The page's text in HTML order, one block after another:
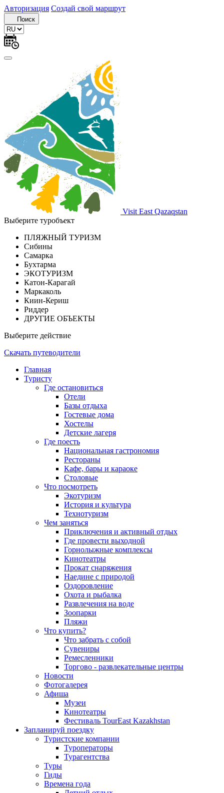
Авторизация Создай свой маршрут
Поиск
Visit East Qazaqstan
Выберите туробъект
ПЛЯЖНЫЙ ТУРИЗМ
Сибины
Самарка
Бухтарма
ЭКОТУРИЗМ
Катон-Карагай
Маркаколь
Киин-Кериш
Риддер
ДРУГИЕ ОБЪЕКТЫ
Выберите действие
Скачать путеводители
Главная
Туристу
Где остановиться
Отели
Базы отдыха
Гостевые дома
Хостелы
Детские лагеря
Где поесть
Национальная гастрономия
Рестораны
Кафе, бары и караоке
Столовые
Что посмотреть
Экотуризм
История и культура
Технотуризм
Чем заняться
Приключения и активный отдых
Где провести выходной
Горнолыжные комплексы
Кинотеатры
Прокат снаряжения
Наедине с природой
Оздоровление
Охота и рыбалка
Развлечения на воде
Зоопарки
Пляжи
Что купить?
Что забрать с собой
Сувениры
Ремесленники
Торгово - развлекательные центры
Новости
Фотогалерея
Афиша
Музеи
Кинотеатры
Фестиваль TourEast Kazakhstan
Запланируй поездку
Туристские компании
Туроператоры
Турагентства
Туры
Гиды
Времена года